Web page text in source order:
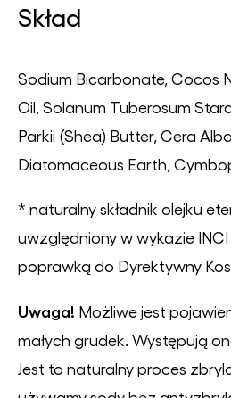
Skład
Sodium Bicarbonate, Cocos
Oil, Solanum Tuberosum
Parkii (Shea) Butter, Cera
Diatomaceous Earth,
* naturalny składnik olejku
uwzględniony w wykazie
poprawką do Dyrektywny
Uwaga! Możliwe jest
małych grudek. Występują
Jest to naturalny proces